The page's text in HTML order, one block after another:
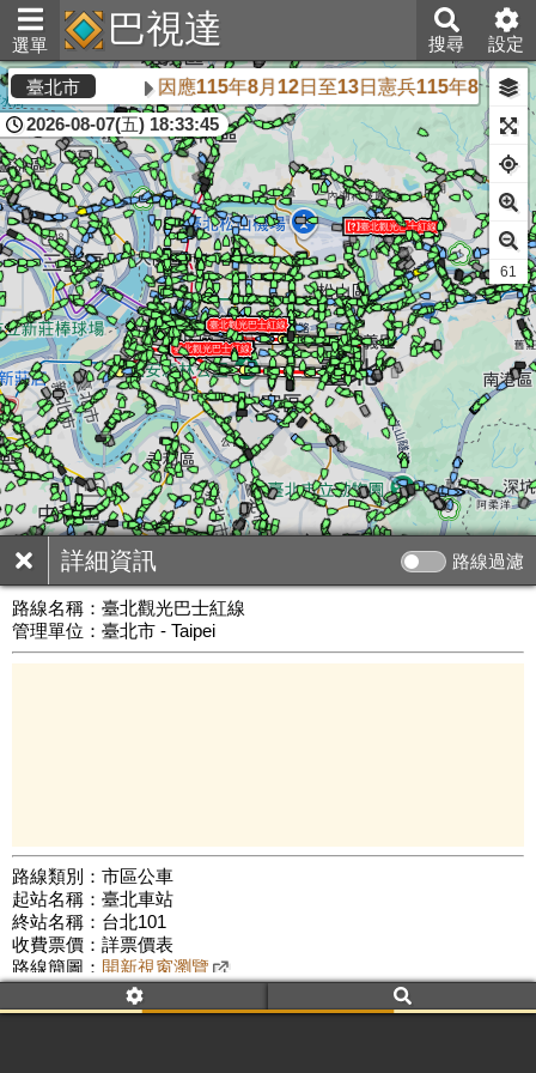
選單 巴視達 搜尋 設定
詳細資訊 路線過濾
路線名稱： 臺北觀光巴士紅線
管理單位：臺北市 - Taipei
路線類別：市區公車
起站名稱：臺北車站
終站名稱：台北101
收費票價：詳票價表
路線簡圖： 開新視窗瀏覽
附屬名稱：臺北觀光巴士紅線
臺北市 因應115年8月12日至13日憲兵115年8月操
2026-08-07(五) 18:33:45
公車數量: 累計8736、上線7668
61